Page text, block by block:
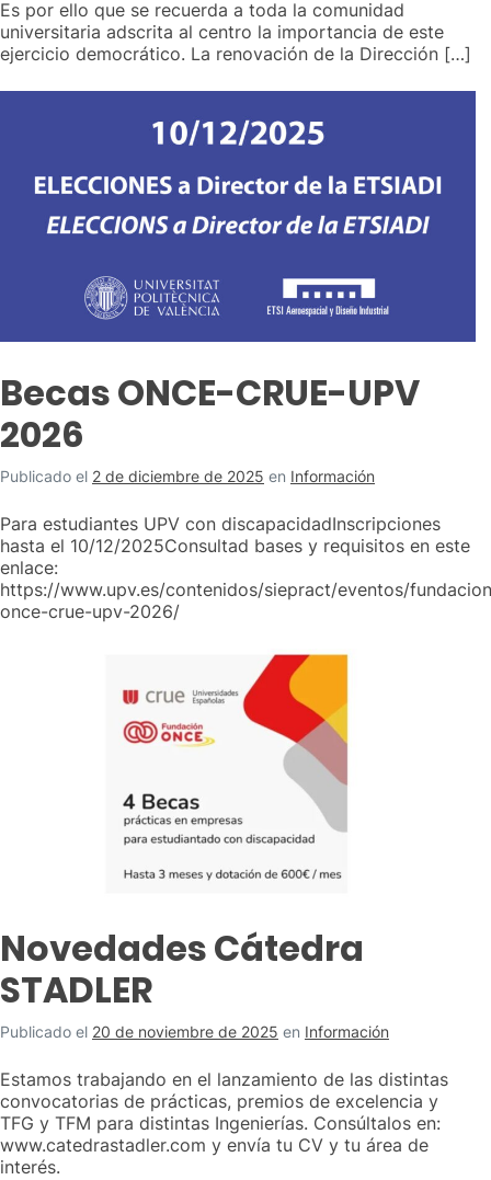
Es por ello que se recuerda a toda la comunidad
universitaria adscrita al centro la importancia de este
ejercicio democrático. La renovación de la Dirección […]
Becas ONCE-CRUE-UPV
2026
Publicado el 2 de diciembre de 2025 en Información
Para estudiantes UPV con discapacidadInscripciones
hasta el 10/12/2025Consultad bases y requisitos en este
enlace:
https://www.upv.es/contenidos/siepract/eventos/
once-crue-upv-2026/
Novedades Cátedra
STADLER
Publicado el 20 de noviembre de 2025 en Información
Estamos trabajando en el lanzamiento de las distintas
convocatorias de prácticas, premios de excelencia y
TFG y TFM para distintas Ingenierías. Consúltalos en:
www.catedrastadler.com y envía tu CV y tu área de
interés.